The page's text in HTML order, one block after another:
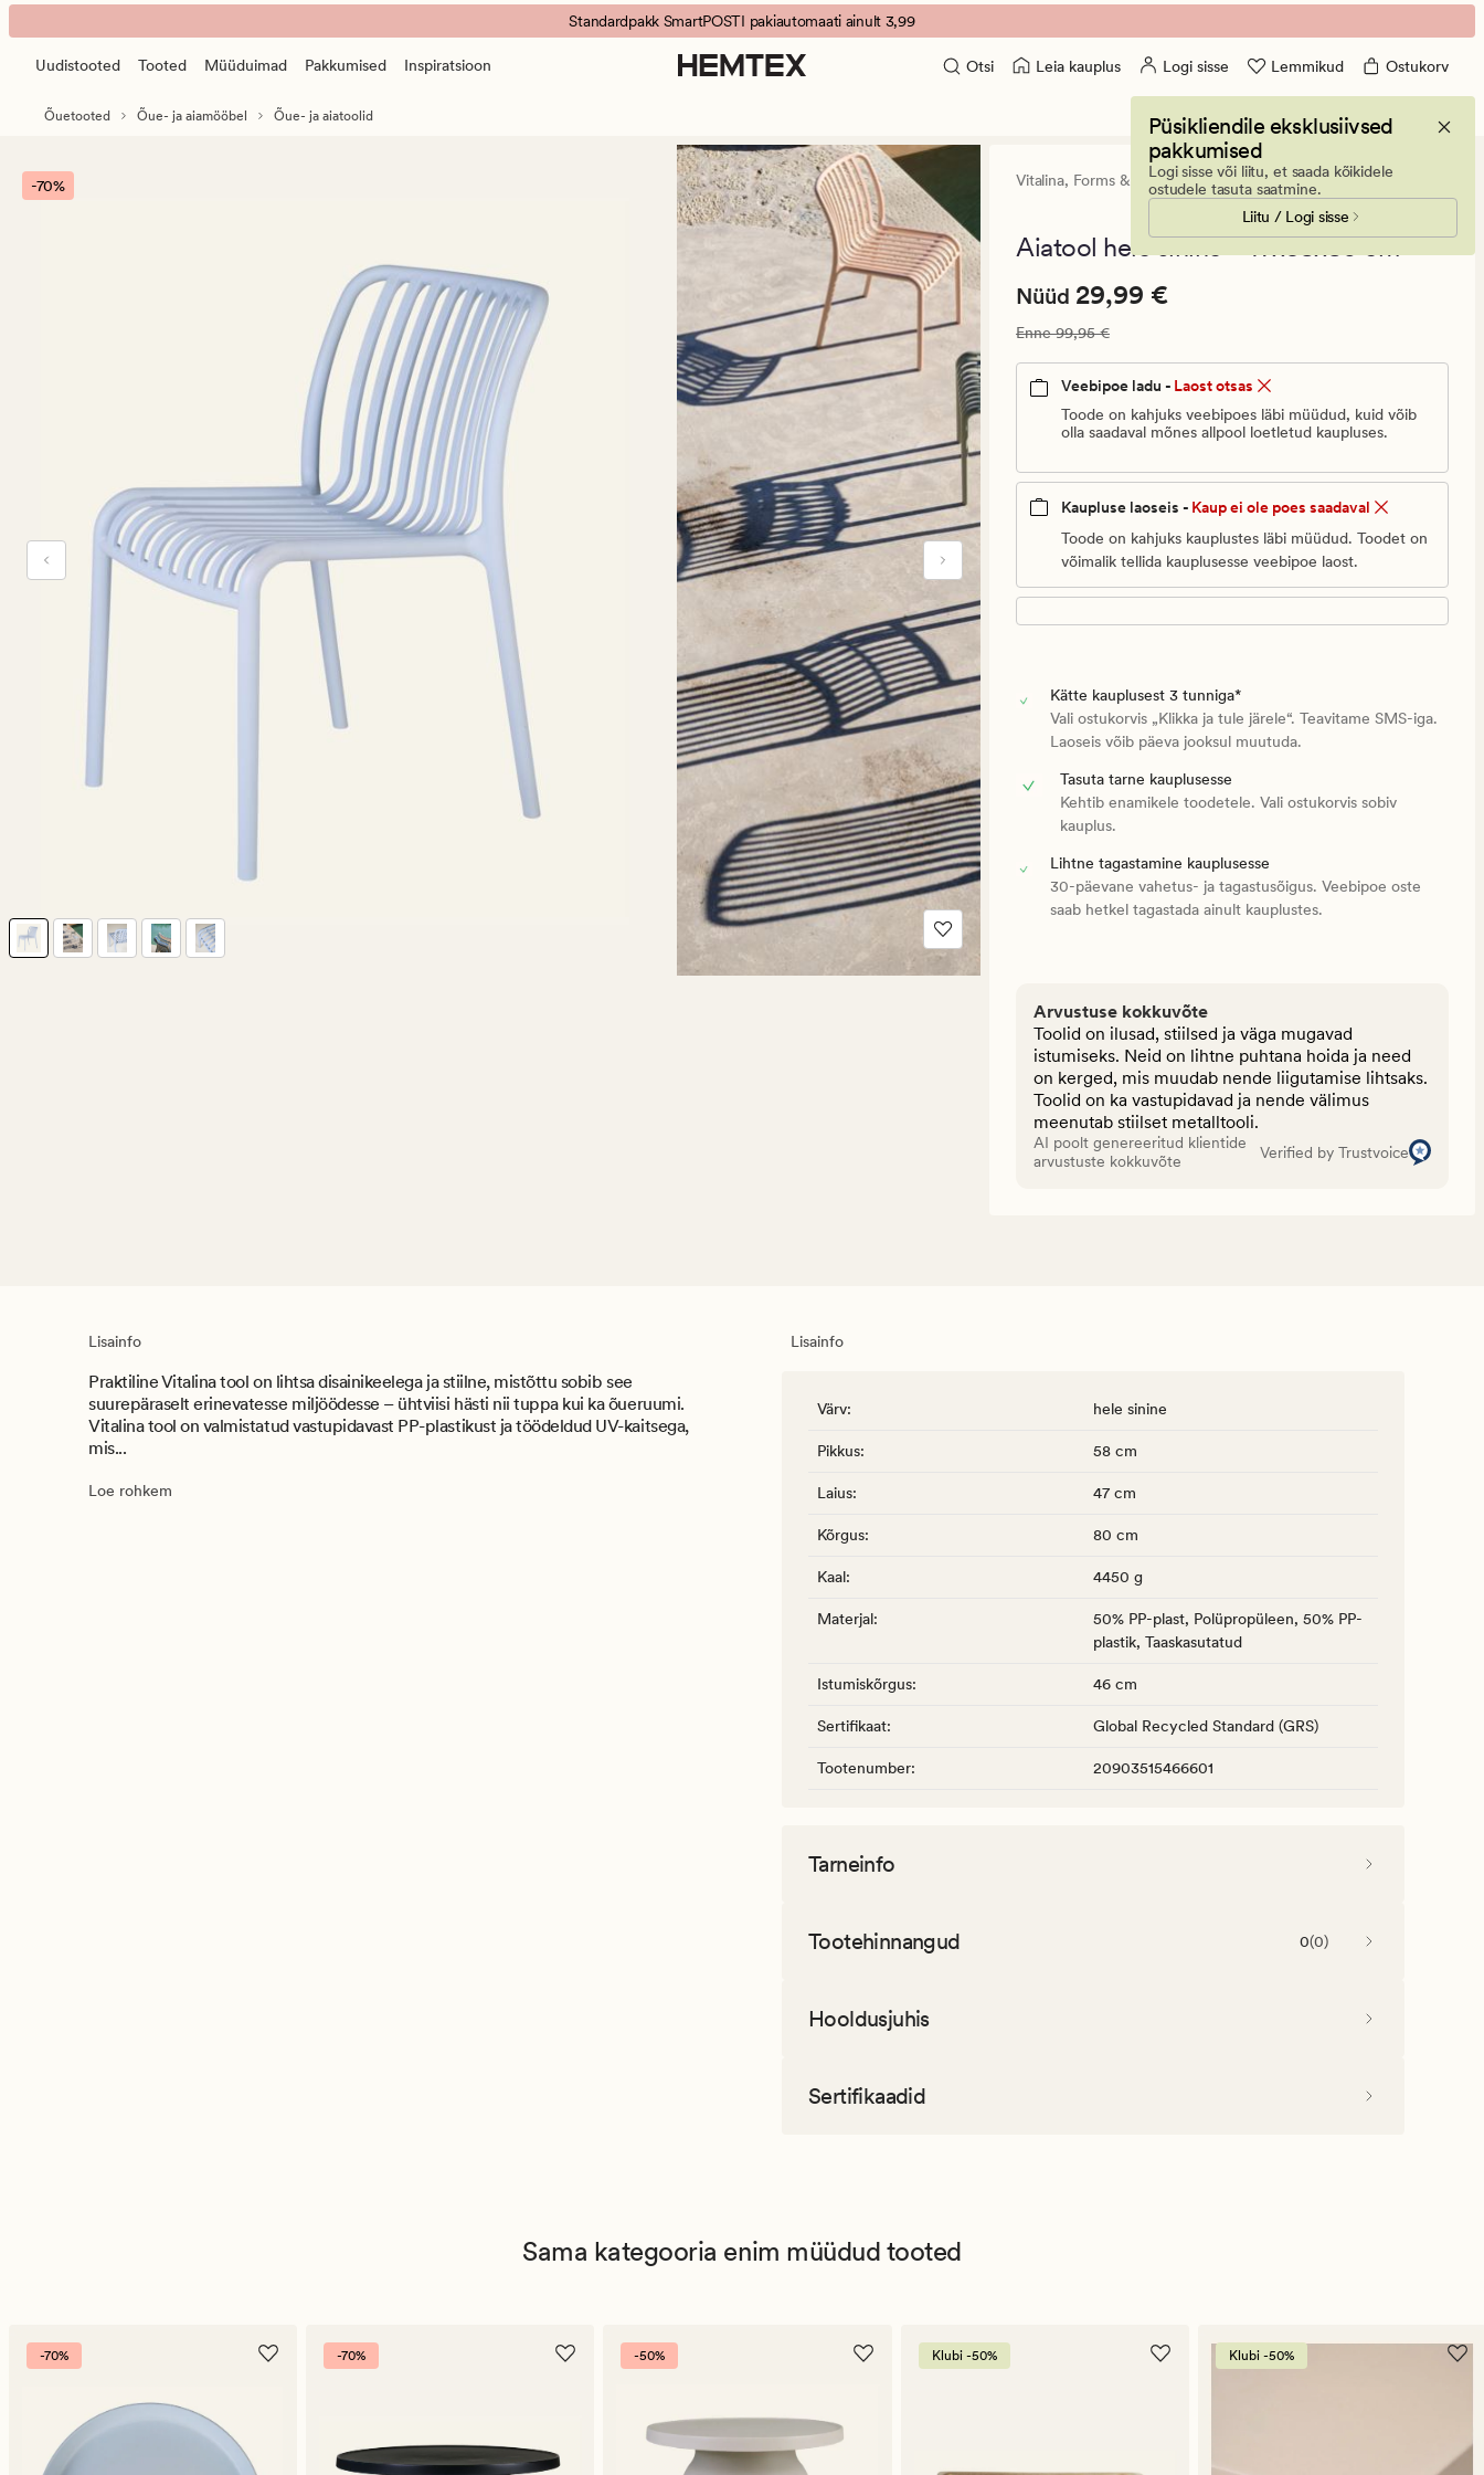
Vitalina
aiatool
banner.
Press
Standardpakk SmartPOSTI pakiautomaati ainult 3,99
Uudistooted Tooted Müüduimad Pakkumised Inspiratsioon Otsi Leia kauplus Logi sisse Lemmikud Ostukorv
Püsikliendile eksklusiivsed
pakkumised
Logi sisse või liitu, et saada kõikidele
ostudele tasuta saatmine.
Liitu / Logi sisse
Õuetooted Õue- ja aiamööbel Õue- ja aiatoolid
-70% Vitalina, Forms & Objects
arvustust
0
Aiatool hele sinine - 47x58x80 cm
Nåværende
29,99
€.
Vanlig
pris_ee
€
Nåværende pris_ee
Nüüd 29,99 €
Vanlig pris_ee
Enne99,95 €
Veebipoe ladu - Laost otsas
Toode on kahjuks veebipoes läbi müüdud, kuid võib
olla saadaval mõnes allpool loetletud kaupluses.
Kaupluse laoseis - Kaup ei ole poes saadaval
Toode on kahjuks kauplustes läbi müüdud. Toodet on
võimalik tellida kauplusesse veebipoe laost.
Kätte kauplusest 3 tunniga*
Vali ostukorvis „Klikka ja tule järele“. Teavitame SMS-iga.
Laoseis võib päeva jooksul muutuda.
Tasuta tarne kauplusesse
Kehtib enamikele toodetele. Vali ostukorvis sobiv
kauplus.
Lihtne tagastamine kauplusesse
30-päevane vahetus- ja tagastusõigus. Veebipoe oste
saab hetkel tagastada ainult kauplustes.
Arvustuse kokkuvõte
Toolid on ilusad, stiilsed ja väga mugavad
istumiseks. Neid on lihtne puhtana hoida ja need
on kerged, mis muudab nende liigutamise lihtsaks.
Toolid on ka vastupidavad ja nende välimus
meenutab stiilset metalltooli.
AI poolt genereeritud klientide
arvustuste kokkuvõte
Verified by Trustvoice
Lisainfo
Praktiline Vitalina tool on lihtsa disainikeelega ja stiilne, mistõttu sobib see
suurepäraselt erinevatesse miljöödesse – ühtviisi hästi nii tuppa kui ka õueruumi.
Vitalina tool on valmistatud vastupidavast PP-plastikust ja töödeldud UV-kaitsega,
mis...
Loe rohkem
Lisainfo
Värv: hele sinine
Pikkus: 58 cm
Laius: 47 cm
Kõrgus: 80 cm
Kaal: 4450 g
Materjal:
50% PP-plast, Polüpropüleen, 50% PP-
plastik, Taaskasutatud
Istumiskõrgus: 46 cm
Sertifikaat: Global Recycled Standard (GRS)
Tootenumber: 20903515466601
Tarneinfo
Tootehinnangud 0(0)
Hooldusjuhis
Sertifikaadid
Sama kategooria enim müüdud tooted
-70% -70% -50% Klubi -50% Klubi -50%